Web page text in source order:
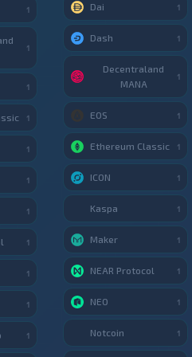
1
1
1
1
1
1
1
1
1
1
1
Dai 1
Dash 1
Decentraland
MANA
1
EOS 1
Ethereum Classic 1
ICON 1
Kaspa 1
Maker 1
NEAR Protocol 1
NEO 1
Notcoin 1